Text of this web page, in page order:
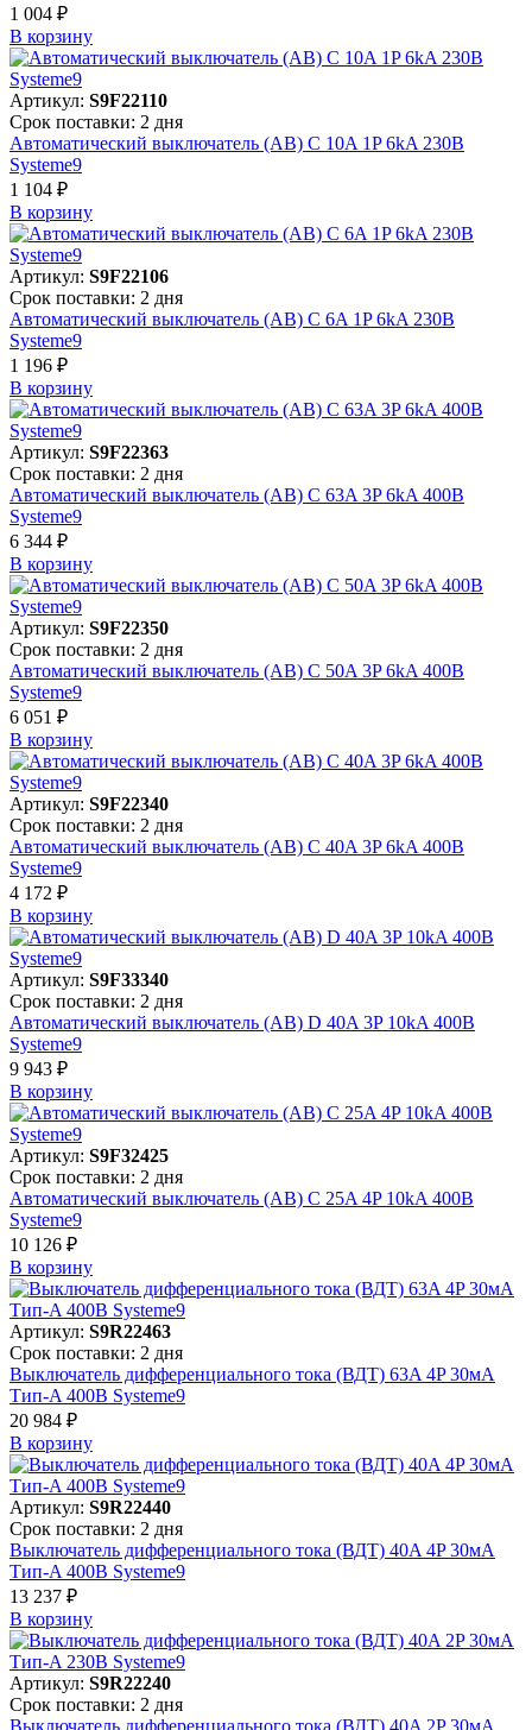
1 004 ₽
В корзинy
Артикул: S9F22110
Срок поставки: 2 дня
Автоматический выключатель (АВ) C 10A 1P 6kA 230В
Systeme9
1 104 ₽
В корзинy
Артикул: S9F22106
Срок поставки: 2 дня
Автоматический выключатель (АВ) C 6A 1P 6kA 230В
Systeme9
1 196 ₽
В корзинy
Артикул: S9F22363
Срок поставки: 2 дня
Автоматический выключатель (АВ) C 63A 3P 6kA 400В
Systeme9
6 344 ₽
В корзинy
Артикул: S9F22350
Срок поставки: 2 дня
Автоматический выключатель (АВ) C 50A 3P 6kA 400В
Systeme9
6 051 ₽
В корзинy
Артикул: S9F22340
Срок поставки: 2 дня
Автоматический выключатель (АВ) C 40A 3P 6kA 400В
Systeme9
4 172 ₽
В корзинy
Артикул: S9F33340
Срок поставки: 2 дня
Автоматический выключатель (АВ) D 40A 3P 10kA 400В
Systeme9
9 943 ₽
В корзинy
Артикул: S9F32425
Срок поставки: 2 дня
Автоматический выключатель (АВ) C 25A 4P 10kA 400В
Systeme9
10 126 ₽
В корзинy
Артикул: S9R22463
Срок поставки: 2 дня
Выключатель дифференциального тока (ВДТ) 63A 4P 30мА
Тип-A 400В Systeme9
20 984 ₽
В корзинy
Артикул: S9R22440
Срок поставки: 2 дня
Выключатель дифференциального тока (ВДТ) 40A 4P 30мА
Тип-A 400В Systeme9
13 237 ₽
В корзинy
Артикул: S9R22240
Срок поставки: 2 дня
Выключатель дифференциального тока (ВДТ) 40A 2P 30мА